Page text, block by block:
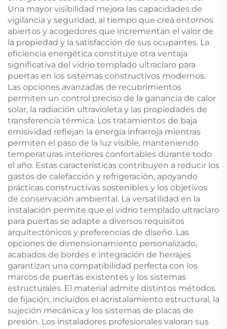
Una mayor visibilidad mejora las capacidades de
vigilancia y seguridad, al tiempo que crea entornos
abiertos y acogedores que incrementan el valor de
la propiedad y la satisfacción de sus ocupantes. La
eficiencia energética constituye otra ventaja
significativa del vidrio templado ultraclaro para
puertas en los sistemas constructivos modernos.
Las opciones avanzadas de recubrimientos
permiten un control preciso de la ganancia de calor
solar, la radiación ultravioleta y las propiedades de
transferencia térmica. Los tratamientos de baja
emisividad reflejan la energía infrarroja mientras
permiten el paso de la luz visible, manteniendo
temperaturas interiores confortables durante todo
el año. Estas características contribuyen a reducir los
gastos de calefacción y refrigeración, apoyando
prácticas constructivas sostenibles y los objetivos
de conservación ambiental. La versatilidad en la
instalación permite que el vidrio templado ultraclaro
para puertas se adapte a diversos requisitos
arquitectónicos y preferencias de diseño. Las
opciones de dimensionamiento personalizado,
acabados de bordes e integración de herrajes
garantizan una compatibilidad perfecta con los
marcos de puertas existentes y los sistemas
estructurales. El material admite distintos métodos
de fijación, incluidos el acristalamiento estructural, la
sujeción mecánica y los sistemas de placas de
presión. Los instaladores profesionales valoran sus